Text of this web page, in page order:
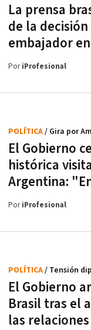
La prensa
de la
embajador
PoriProfesional
El Gobierno
histórica
Argentina:
POLÍTICA/ Gira por
PoriProfesional
El Gobierno
Brasil tras el
las
POLÍTICA/ Tensión